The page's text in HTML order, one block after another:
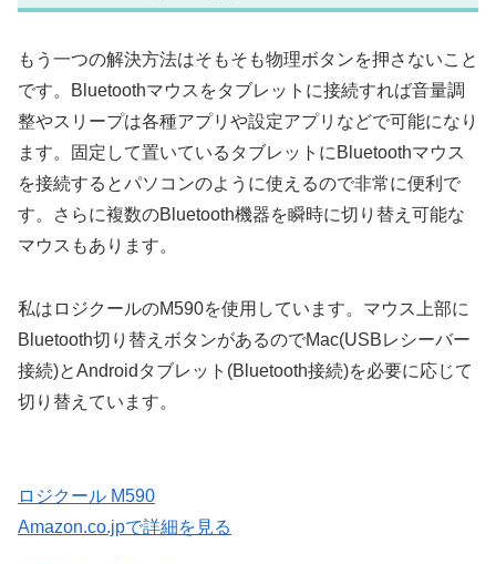
もう一つの解決方法はそもそも物理ボタンを押さないこと
です。Bluetoothマウスをタブレットに接続すれば音量調
整やスリープは各種アプリや設定アプリなどで可能になり
ます。固定して置いているタブレットにBluetoothマウス
を接続するとパソコンのように使えるので非常に便利で
す。さらに複数のBluetooth機器を瞬時に切り替え可能な
マウスもあります。
私はロジクールのM590を使用しています。マウス上部に
Bluetooth切り替えボタンがあるのでMac(USBレシーバー
接続)とAndroidタブレット(Bluetooth接続)を必要に応じて
切り替えています。
ロジクール M590
Amazon.co.jpで詳細を見る